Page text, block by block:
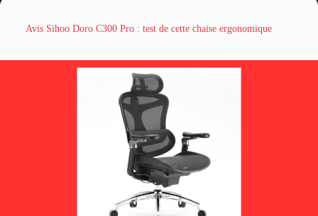
Avis Sihoo Doro C300 Pro : test de cette chaise ergonomique